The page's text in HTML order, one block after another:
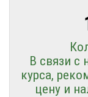
В связи с
курса,
цену и